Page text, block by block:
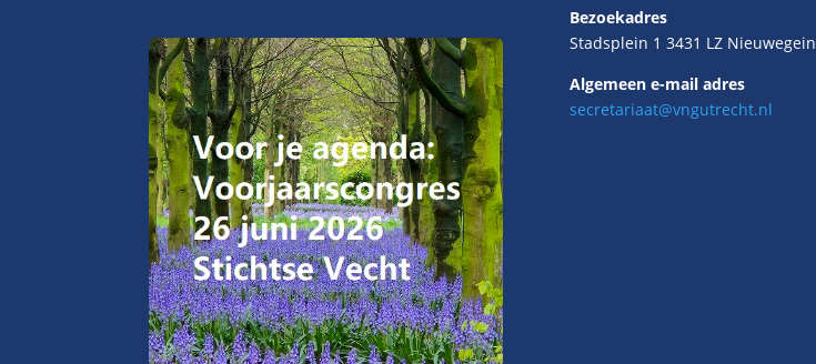
Bezoekadres
Stadsplein 1 3431 LZ Nieuwegein
Algemeen e-mail adres
secretariaat@vngutrecht.nl